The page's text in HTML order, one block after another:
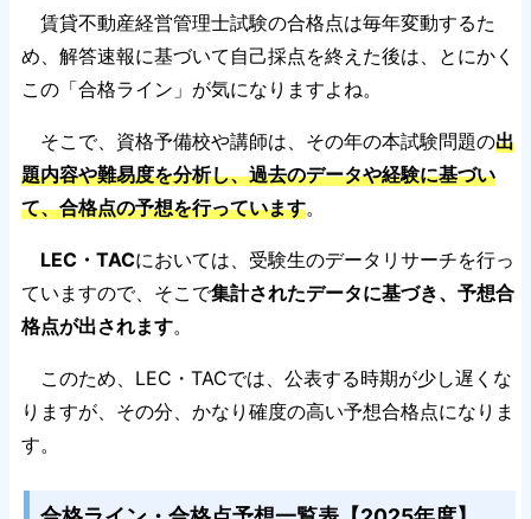
賃貸不動産経営管理士試験の合格点は毎年変動するた
め、解答速報に基づいて自己採点を終えた後は、とにかく
この「合格ライン」が気になりますよね。
そこで、資格予備校や講師は、その年の本試験問題の出
題内容や難易度を分析し、過去のデータや経験に基づい
て、合格点の予想を行っています。
LEC・TACにおいては、受験生のデータリサーチを行っ
ていますので、そこで集計されたデータに基づき、予想合
格点が出されます。
このため、LEC・TACでは、公表する時期が少し遅くな
りますが、その分、かなり確度の高い予想合格点になりま
す。